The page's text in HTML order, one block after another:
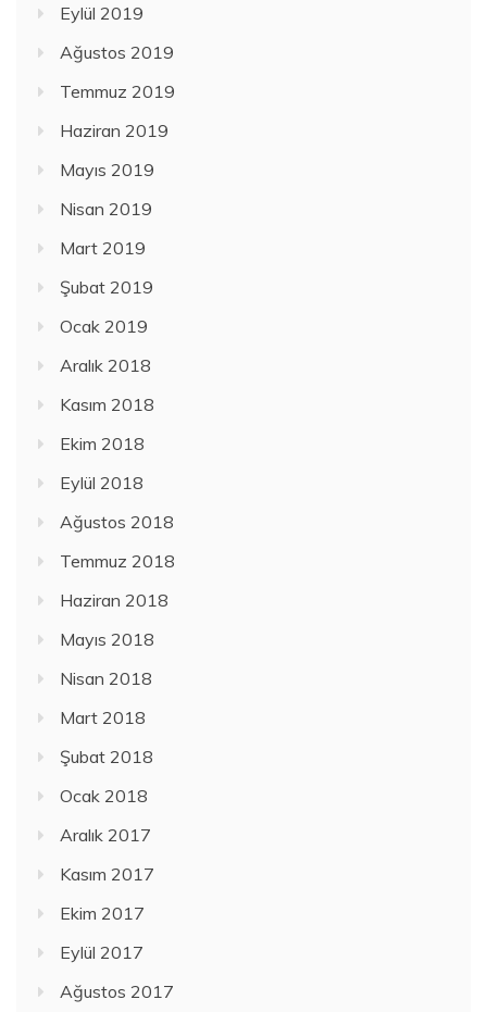
Eylül 2019
Ağustos 2019
Temmuz 2019
Haziran 2019
Mayıs 2019
Nisan 2019
Mart 2019
Şubat 2019
Ocak 2019
Aralık 2018
Kasım 2018
Ekim 2018
Eylül 2018
Ağustos 2018
Temmuz 2018
Haziran 2018
Mayıs 2018
Nisan 2018
Mart 2018
Şubat 2018
Ocak 2018
Aralık 2017
Kasım 2017
Ekim 2017
Eylül 2017
Ağustos 2017